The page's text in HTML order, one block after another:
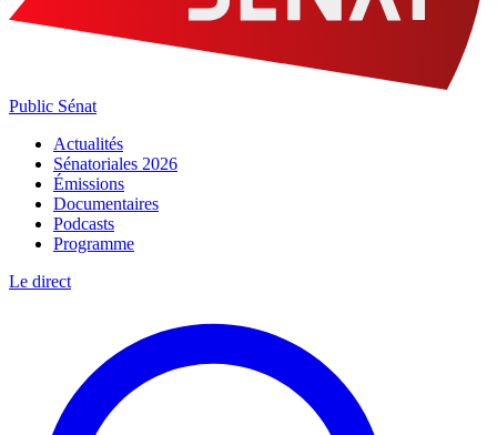
Public Sénat
Actualités
Sénatoriales 2026
Émissions
Documentaires
Podcasts
Programme
Le direct